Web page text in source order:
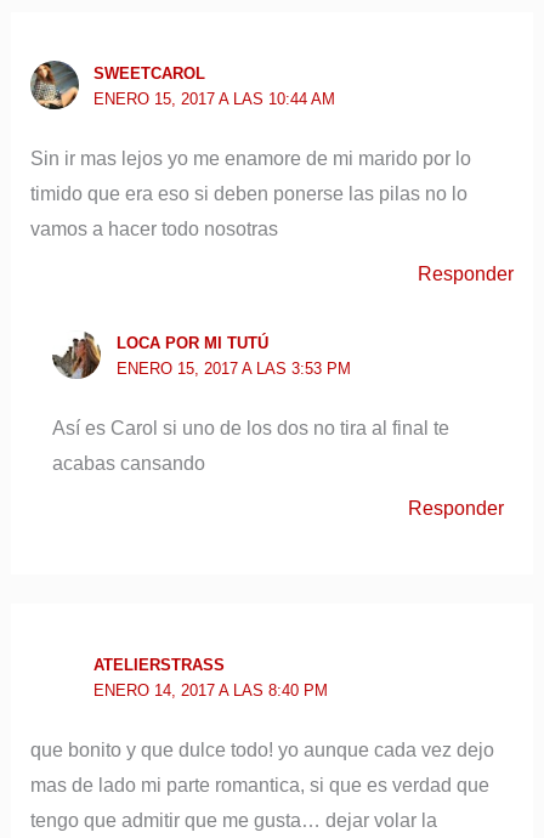
SWEETCAROL
ENERO 15, 2017 A LAS 10:44 AM
Sin ir mas lejos yo me enamore de mi marido por lo
timido que era eso si deben ponerse las pilas no lo
vamos a hacer todo nosotras
Responder
LOCA POR MI TUTÚ
ENERO 15, 2017 A LAS 3:53 PM
Así es Carol si uno de los dos no tira al final te
acabas cansando
Responder
ATELIERSTRASS
ENERO 14, 2017 A LAS 8:40 PM
que bonito y que dulce todo! yo aunque cada vez dejo
mas de lado mi parte romantica, si que es verdad que
tengo que admitir que me gusta… dejar volar la